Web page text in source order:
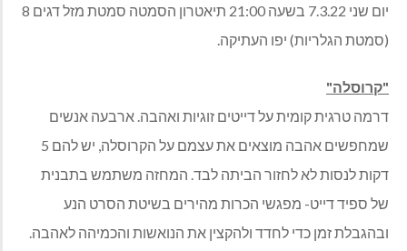
יום שני 7.3.22 בשעה 21:00 תיאטרון הסמטה סמטת מזל דגים 8
(סמטת הגלריות) יפו העתיקה.
"קרוסלה"
דרמה טרגית קומית על דייטים זוגיות ואהבה. ארבעה אנשים
שמחפשים אהבה מוצאים את עצמם על הקרוסלה, יש להם 5
דקות לנסות לא לחזור הביתה לבד. המחזה משתמש בתבנית
של ספיד דייט- מפגשי הכרות מהירים בשיטת הסרט הנע
ובהגבלת זמן כדי לחדד ולהקצין את הנואשות והכמיהה לאהבה.